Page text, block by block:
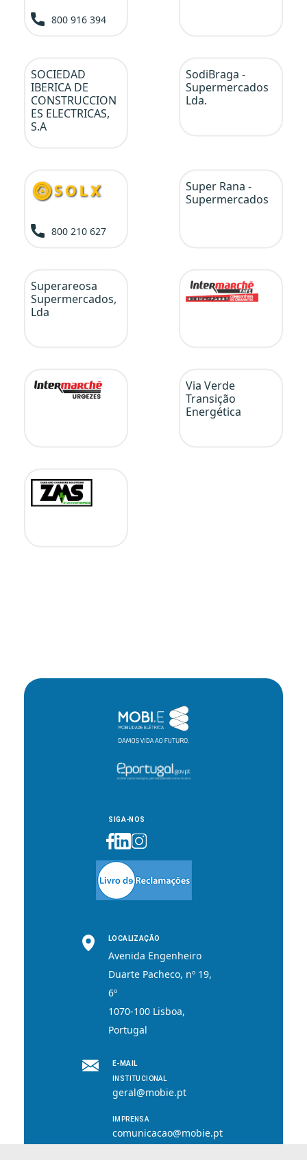
800 916 394
SOCIEDAD
IBERICA DE
CONSTRUCCION
ES ELECTRICAS,
S.A
SodiBraga -
Supermercados
Lda.
800 210 627
Super Rana -
Supermercados
Superareosa
Supermercados,
Lda
Via Verde
Transição
Energética
SIGA-NOS
LOCALIZAÇÃO
Avenida Engenheiro
Duarte Pacheco, nº 19,
6º
1070-100 Lisboa,
Portugal
E-MAIL
INSTITUCIONAL
geral@mobie.pt
IMPRENSA
comunicacao@mobie.pt